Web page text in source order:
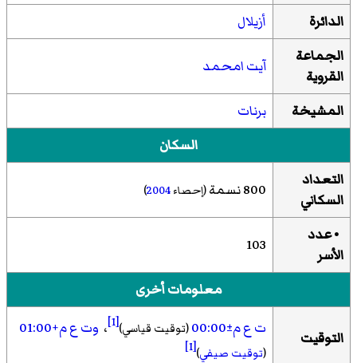
الدائرة
أزيلال
الجماعة
القروية
آيت امحمد
المشيخة
برنات
السكان
التعداد
السكاني
800 نسمة (إحصاء2004
)
• عدد
الأسر
103
معلومات أخرى
التوقيت ت ع م±00:00 (توقيت قياسي)[1] ، وت ع م+01:00
(توقيت صيفي)
[1]